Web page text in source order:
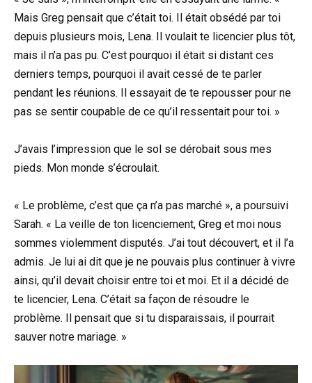
Mais Greg pensait que c’était toi. Il était obsédé par toi
depuis plusieurs mois, Lena. Il voulait te licencier plus tôt,
mais il n’a pas pu. C’est pourquoi il était si distant ces
derniers temps, pourquoi il avait cessé de te parler
pendant les réunions. Il essayait de te repousser pour ne
pas se sentir coupable de ce qu’il ressentait pour toi. »
J’avais l’impression que le sol se dérobait sous mes
pieds. Mon monde s’écroulait.
« Le problème, c’est que ça n’a pas marché », a poursuivi
Sarah. « La veille de ton licenciement, Greg et moi nous
sommes violemment disputés. J’ai tout découvert, et il l’a
admis. Je lui ai dit que je ne pouvais plus continuer à vivre
ainsi, qu’il devait choisir entre toi et moi. Et il a décidé de
te licencier, Lena. C’était sa façon de résoudre le
problème. Il pensait que si tu disparaissais, il pourrait
sauver notre mariage. »